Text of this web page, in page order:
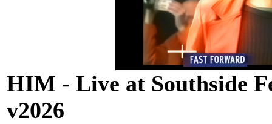
HIM - Live at Southside
v2026